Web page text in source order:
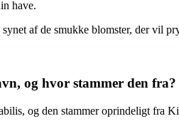
have.
af de smukke blomster, der vil
og hvor stammer den fra?
og den stammer oprindeligt fra